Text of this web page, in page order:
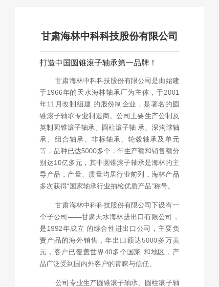
联系我们
English
甘肃海林中科科技股份有限公司
打造中国圆锥滚子轴承第一品牌！
甘肃海林中科科技股份有限公司是由始建
于1966年的天水海林轴承厂为主体，于2001
年11月改制组建 的股份制企业，是著名的圆
锥滚子轴承专业制造商。公司主要生产公制及
英制圆锥滚子轴承、圆柱滚子轴 承、深沟球轴
承、组合轴承、非标轴承、轮毂轴承及单元
等，品种已达5000多个，年生产额和销售额分
别达10亿多元，其中圆锥滚子轴承是海林的主
导产品，产量、质量均居行业前列，海林产品
多次获得“国家轴承行业抽检优质产品”称号。
甘肃海林中科科技股份有限公司下设有一
个子公司——甘肃天水海林进出口有限公司，
是1992年成立 的综合性进出口公司，主要负
责产品的海外销售，年出口额达5000多万美
元，客户已覆盖世界40多个国家 和地区，产
品广泛受到国内外客户的青睐与信任。
公司专业生产圆锥滚子轴承、圆柱滚子轴